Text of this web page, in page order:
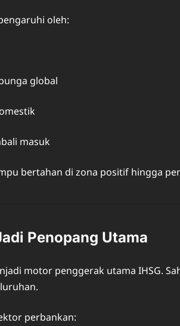
oleh:
global
masuk
bertahan di zona positif hingga
Penopang Utama
motor penggerak utama IHSG.
perbankan: